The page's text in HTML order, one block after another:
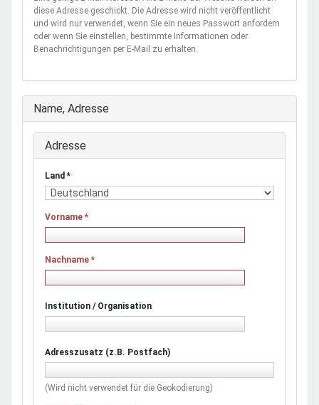
diese Adresse geschickt. Die Adresse wird nicht veröffentlicht
und wird nur verwendet, wenn Sie ein neues Passwort anfordern
oder wenn Sie einstellen, bestimmte Informationen oder
Benachrichtigungen per E-Mail zu erhalten.
Ausblenden
Name, Adresse
Adresse
Land *
Vorname *
Nachname *
Institution / Organisation
Adresszusatz (z.B. Postfach)
(Wird nicht verwendet für die Geokodierung)